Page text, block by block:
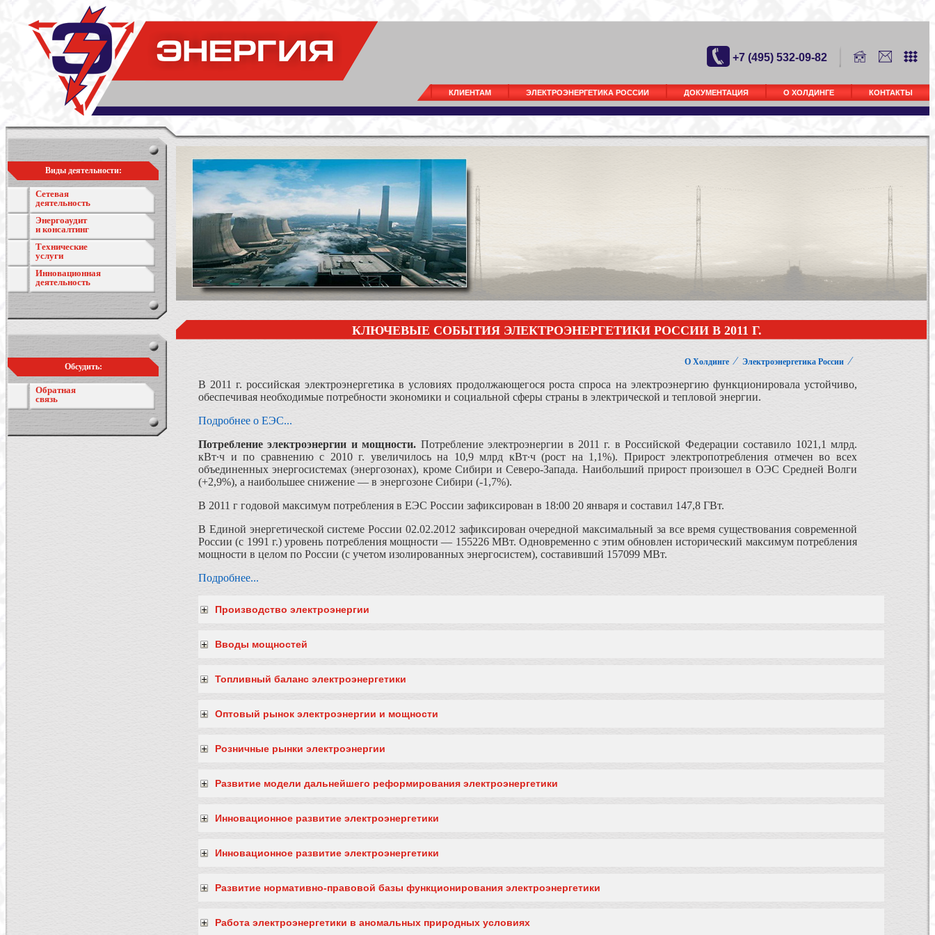
+7 (495) 532-09-82
КЛИЕНТАМ ЭЛЕКТРОЭНЕРГЕТИКА РОССИИ ДОКУМЕНТАЦИЯ О ХОЛДИНГЕ КОНТАКТЫ
Виды деятельности:
Сетевая
деятельность
Энергоаудит
и консалтинг
Технические
услуги
Инновационная
деятельность
Обсудить:
Обратная
связь
КЛЮЧЕВЫЕ СОБЫТИЯ ЭЛЕКТРОЭНЕРГЕТИКИ РОССИИ В 2011 Г.
О Холдинге ⁄ Электроэнергетика России ⁄
В 2011 г. российская электроэнергетика в условиях продолжающегося роста спроса на электроэнергию функционировала устойчиво,
обеспечивая необходимые потребности экономики и социальной сферы страны в электрической и тепловой энергии.
Подробнее о ЕЭС...
Потребление электроэнергии и мощности. Потребление электроэнергии в 2011 г. в Российской Федерации составило 1021,1 млрд.
кВт∙ч и по сравнению с 2010 г. увеличилось на 10,9 млрд кВт∙ч (рост на 1,1%). Прирост электропотребления отмечен во всех
объединенных энергосистемах (энергозонах), кроме Сибири и Северо-Запада. Наибольший прирост произошел в ОЭС Средней Волги
(+2,9%), а наибольшее снижение — в энергозоне Сибири (-1,7%).
В 2011 г годовой максимум потребления в ЕЭС России зафиксирован в 18:00 20 января и составил 147,8 ГВт.
В Единой энергетической системе России 02.02.2012 зафиксирован очередной максимальный за все время существования современной
России (с 1991 г.) уровень потребления мощности — 155226 МВт. Одновременно с этим об­новлен исторический максимум потребления
мощности в целом по России (с учетом изолированных энергосистем), составивший 157099 МВт.
Подробнее...
Производство электроэнергии
Вводы мощностей
Топливный баланс электроэнергетики
Оптовый рынок электроэнергии и мощности
Розничные рынки электроэнергии
Развитие модели дальнейшего реформирования электроэнергетики
Инновационное развитие электроэнергетики
Инновационное развитие электроэнергетики
Развитие нормативно-правовой базы функционирования электроэнергетики
Работа электроэнергетики в аномальных природных условиях